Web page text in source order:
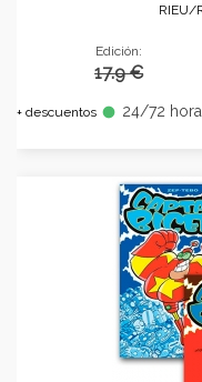
RIEU/
Edición:
17.9 €
+ descuentos fiber_manual_record 24/72